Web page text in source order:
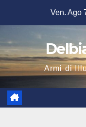
Ven. Ago
Armi di